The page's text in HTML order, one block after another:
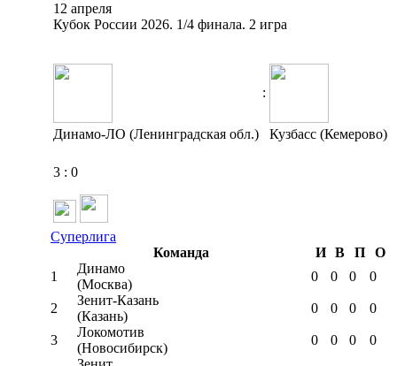
12 апреля
Кубок России 2026. 1/4 финала. 2 игра
:
Динамо-ЛО (Ленинградская обл.) Кузбасс (Кемерово)
3 : 0
Суперлига
Команда
И В П
О
1
Динамо
(Москва)
0 0 0 0
2
Зенит-Казань
(Казань)
0 0 0 0
3
Локомотив
(Новосибирск)
0 0 0 0